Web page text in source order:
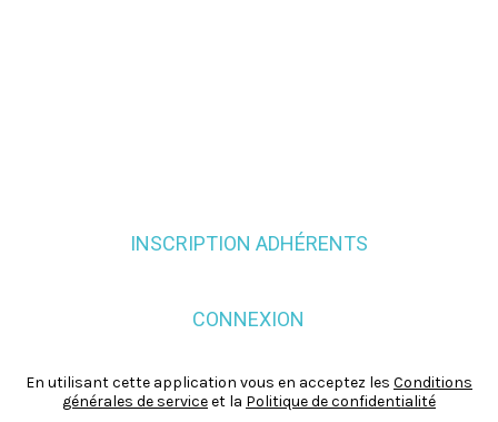
INSCRIPTION ADHÉRENTS
CONNEXION
En utilisant cette application vous en acceptez les Conditions
générales de serviceet la Politique de confidentialité